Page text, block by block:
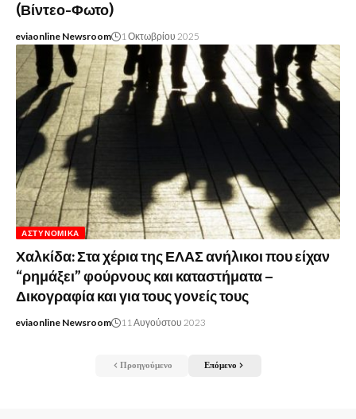
(Βίντεο-Φωτο)
eviaonline Newsroom 1 Οκτωβρίου 2025
ΑΣΤΥΝΟΜΙΚΆ
Χαλκίδα: Στα χέρια της ΕΛΑΣ ανήλικοι που είχαν
“ρημάξει” φούρνους και καταστήματα –
Δικογραφία και για τους γονείς τους
eviaonline Newsroom 11 Αυγούστου 2023
Προηγούμενο Επόμενο